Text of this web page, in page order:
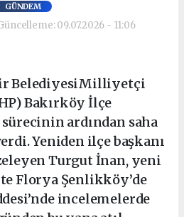
GÜNDEM
09.07.2026 - 11:06
BelediyesiMilliyetçi
Bakırköy İlçe
ardından saha
Yeniden ilçe başkanı
Turgut İnan, yeni
Florya Şenlikköy’de
incelemelerde